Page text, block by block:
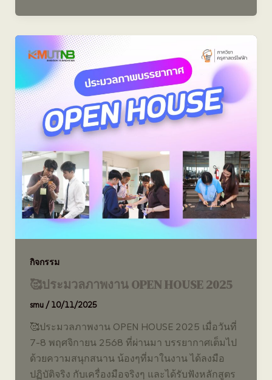
กิจกรรม
🥰ประมวลภาพงาน OPEN HOUSE 2025
smu/10/11/2025
🥰ประมวลภาพงาน OPEN HOUSE 2025 เมื่อวันที่
7-8 พฤศจิกายน 2568 ที่ผ่านมา บรรยากาศเต็มไป
ด้วยความสนุกสนาน น้องๆที่มาในงาน ได้ลงมือ
ปฏิบัติจริง กับเครื่องมือจริงๆ และได้รับฟังหลักสูตร